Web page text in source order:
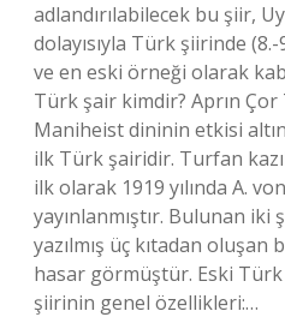
adlandırılabilecek bu şiir,
dolayısıyla Türk şiirinde
ve en eski örneği olarak
Türk şair kimdir? Aprın
Maniheist dininin etkisi
ilk Türk şairidir. Turfan
ilk olarak 1919 yılında A.
yayınlanmıştır. Bulunan
yazılmış üç kıtadan oluşan
hasar görmüştür. Eski
şiirinin genel özellikleri:…